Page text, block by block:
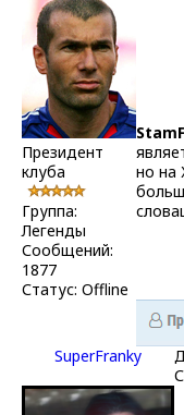
Президент
клуба
Группа:
Легенды
Сообщений:
1877
Статус: Offline
но на
SuperFranky